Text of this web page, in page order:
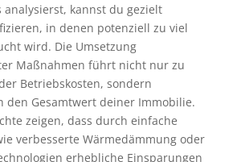
analysierst, kannst du gezielt
in denen potenziell zu viel
wird. Die Umsetzung
Maßnahmen führt nicht nur zu
Betriebskosten, sondern
den Gesamtwert deiner Immobilie.
zeigen, dass durch einfache
verbesserte Wärmedämmung oder
erhebliche Einsparungen